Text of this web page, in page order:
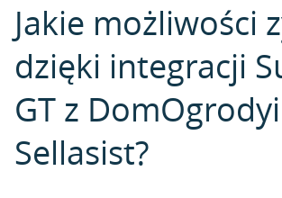
Jakie możliwości
dzięki integracji
GT z
Sellasist?